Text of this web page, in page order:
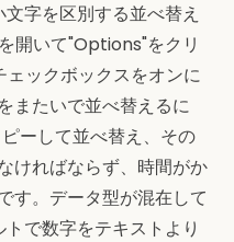
字を区別する並べ替え
開いて"Options"をクリ
ックボックスをオンに
またいで並べ替えるに
ーして並べ替え、その
ければならず、時間がか
す。データ型が混在して
で数字をテキストより